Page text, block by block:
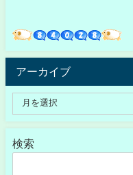
アーカイブ
検索